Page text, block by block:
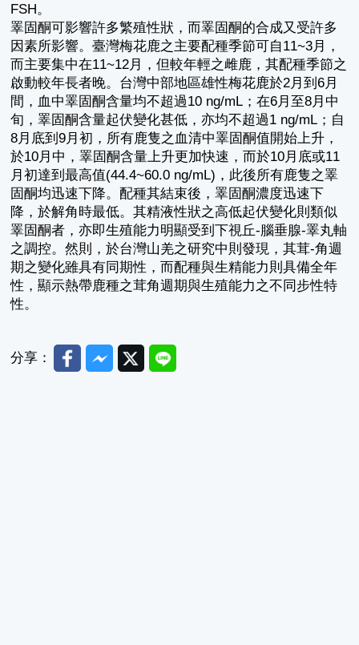
FSH。
睪固酮可影響許多繁殖性狀，而睪固酮的合成又受許多
因素所影響。臺灣梅花鹿之主要配種季節可自11~3月，
而主要集中在11~12月，但較年輕之雌鹿，其配種季節之
啟動較年長者晚。台灣中部地區雄性梅花鹿於2月到6月
間，血中睪固酮含量均不超過10 ng/mL；在6月至8月中
旬，睪固酮含量起伏變化甚低，亦均不超過1 ng/mL；自
8月底到9月初，所有鹿隻之血清中睪固酮值開始上升，
於10月中，睪固酮含量上升更加快速，而於10月底或11
月初達到最高值(44.4~60.0 ng/mL)，此後所有鹿隻之睪
固酮均迅速下降。配種其結束後，睪固酮濃度迅速下
降，於解角時最低。其精液性狀之高低起伏變化則類似
睪固酮者，亦即生殖能力明顯受到下視丘-腦垂腺-睪丸軸
之調控。然則，於台灣山羌之研究中則發現，其茸-角週
期之變化雖具有同期性，而配種與生精能力則具備全年
性，顯示熱帶鹿種之茸角週期與生殖能力之不同步性特
性。
分享： FacebookMessenger
TwitterLine